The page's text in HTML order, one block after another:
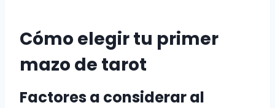
Cómo elegir tu primer
mazo de tarot
Factores a considerar al